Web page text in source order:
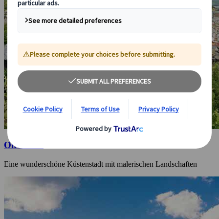
Onomichi
Eine wunderschöne Küstenstadt mit malerischen Landschaften